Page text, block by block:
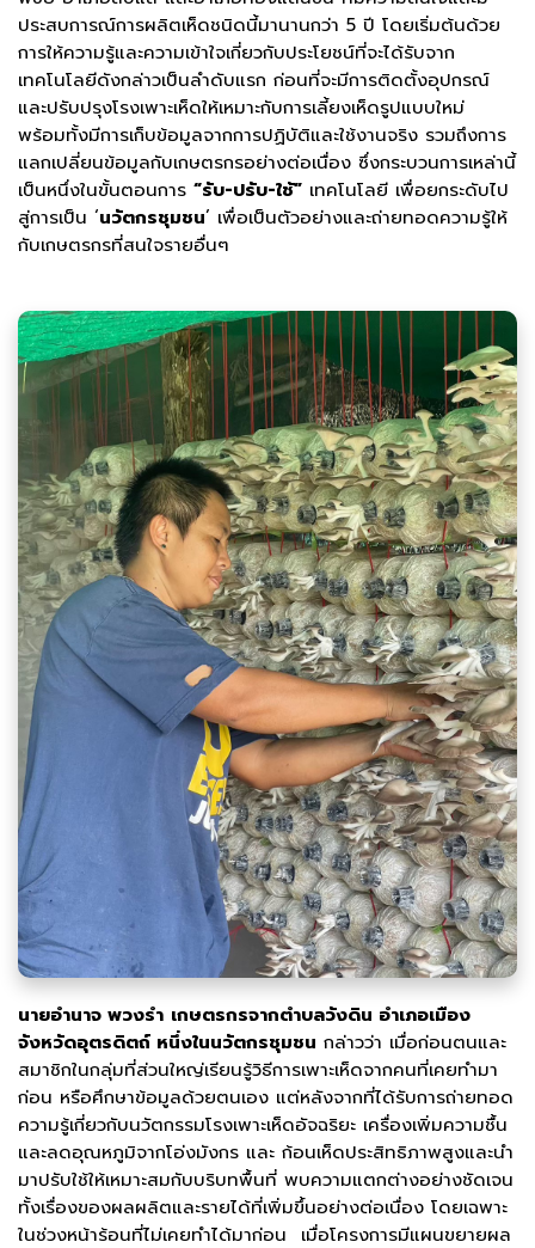
ประสบการณ์การผลิตเห็ดชนิดนี้มานานกว่า 5 ปี โดยเริ่มต้นด้วย
การให้ความรู้และความเข้าใจเกี่ยวกับประโยชน์ที่จะได้รับจาก
เทคโนโลยีดังกล่าวเป็นลำดับแรก ก่อนที่จะมีการติดตั้งอุปกรณ์
และปรับปรุงโรงเพาะเห็ดให้เหมาะกับการเลี้ยงเห็ดรูปแบบใหม่
พร้อมทั้งมีการเก็บข้อมูลจากการปฏิบัติและใช้งานจริง รวมถึงการ
แลกเปลี่ยนข้อมูลกับเกษตรกรอย่างต่อเนื่อง ซึ่งกระบวนการเหล่านี้
เป็นหนึ่งในขั้นตอนการ “รับ-ปรับ-ใช้” เทคโนโลยี เพื่อยกระดับไป
สู่การเป็น ‘นวัตกรชุมชน’ เพื่อเป็นตัวอย่างและถ่ายทอดความรู้ให้
กับเกษตรกรที่สนใจรายอื่นๆ
นายอำนาจ พวงรำ เกษตรกรจากตำบลวังดิน อำเภอเมือง
จังหวัดอุตรดิตถ์ หนึ่งในนวัตกรชุมชน กล่าวว่า เมื่อก่อนตนและ
สมาชิกในกลุ่มที่ส่วนใหญ่เรียนรู้วิธีการเพาะเห็ดจากคนที่เคยทำมา
ก่อน หรือศึกษาข้อมูลด้วยตนเอง แต่หลังจากที่ได้รับการถ่ายทอด
ความรู้เกี่ยวกับนวัตกรรมโรงเพาะเห็ดอัจฉริยะ เครื่องเพิ่มความชื้น
และลดอุณหภูมิจากโอ่งมังกร และ ก้อนเห็ดประสิทธิภาพสูงและนำ
มาปรับใช้ให้เหมาะสมกับบริบทพื้นที่ พบความแตกต่างอย่างชัดเจน
ทั้งเรื่องของผลผลิตและรายได้ที่เพิ่มขึ้นอย่างต่อเนื่อง โดยเฉพาะ
ในช่วงหน้าร้อนที่ไม่เคยทำได้มาก่อน เมื่อโครงการมีแผนขยายผล